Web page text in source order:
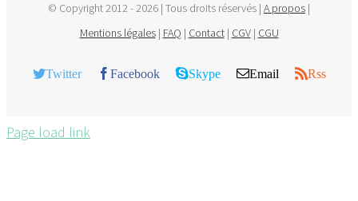
© Copyright 2012 -2026 | Tous droits réservés | A propos |
Mentions légales| FAQ | Contact| CGV| CGU
Twitter Facebook Skype Email Rss
Page load link